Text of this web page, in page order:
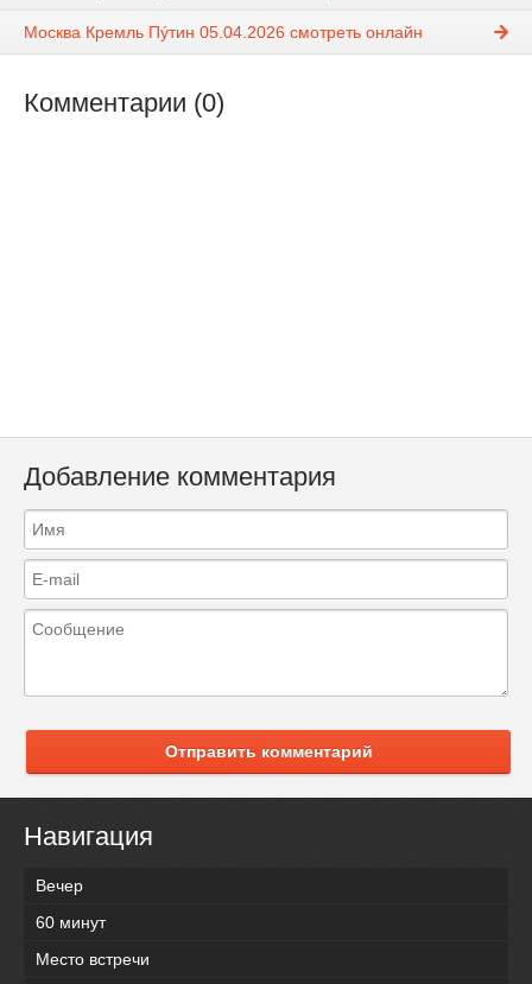
Москва Кремль Пýтин 05.04.2026 смотреть онлайн
Комментарии (0)
Добавление комментария
Отправить комментарий
Навигация
Вечер
60 минут
Место встречи